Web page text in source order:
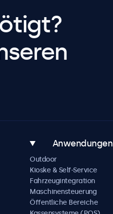
Anwendungen
Outdoor
Kioske & Self-Service
Fahrzeugintegration
Maschinensteuerung
Öffentliche Bereiche